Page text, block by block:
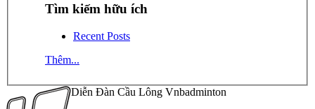
Tìm kiếm hữu ích
Recent Posts
Thêm...
Diễn Đàn Cầu Lông Vnbadminton